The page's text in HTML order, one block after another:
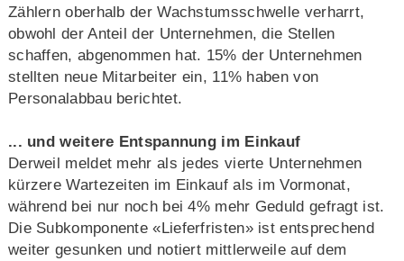
Zählern oberhalb der Wachstumsschwelle verharrt,
obwohl der Anteil der Unternehmen, die Stellen
schaffen, abgenommen hat. 15% der Unternehmen
stellten neue Mitarbeiter ein, 11% haben von
Personalabbau berichtet.
... und weitere Entspannung im Einkauf
Derweil meldet mehr als jedes vierte Unternehmen
kürzere Wartezeiten im Einkauf als im Vormonat,
während bei nur noch bei 4% mehr Geduld gefragt ist.
Die Subkomponente «Lieferfristen» ist entsprechend
weiter gesunken und notiert mittlerweile auf dem